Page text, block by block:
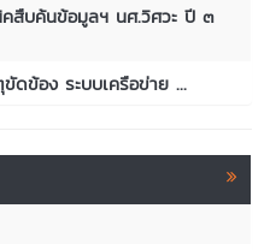
สืบค้นข้อมูลฯ นศ.วิศวะ ปี ๓
ดข้อง ระบบเครือข่าย ...